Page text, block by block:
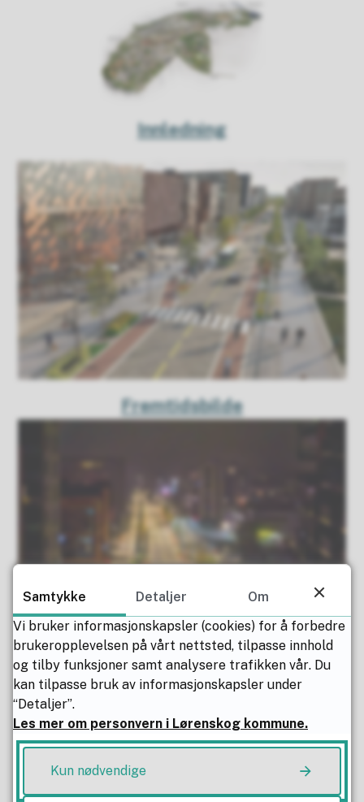
Innledning
Fremtidsbilde
Situasjonsbeskrivelse
Samtykke Detaljer
Om
Vi bruker informasjonskapsler (cookies) for å forbedre
brukeropplevelsen på vårt nettsted, tilpasse innhold
og tilby funksjoner samt analysere trafikken vår. Du
kan tilpasse bruk av informasjonskapsler under
“Detaljer”.
Les mer om personvern i Lørenskog kommune.
Kun nødvendige